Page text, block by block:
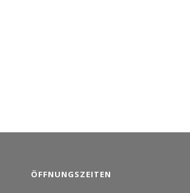
ÖFFNUNGSZEITEN